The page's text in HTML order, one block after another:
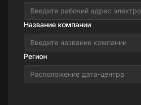
Название компании
Регион
Расположение дата-центра